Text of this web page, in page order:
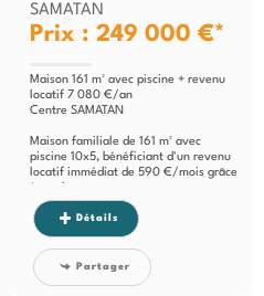
SAMATAN
Prix : 249 000 €*
Maison 161 m² avec piscine + revenu
locatif 7 080 €/an
Centre SAMATAN
Maison familiale de 161 m² avec
piscine 10x5, bénéficiant d'un revenu
locatif immédiat de 590 €/mois grâce
Détails
Partager